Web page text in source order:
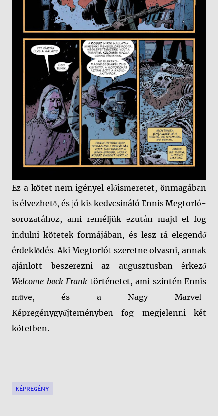
Ez a kötet nem igényel előismeretet, önmagában
is élvezhető, és jó kis kedvcsináló Ennis Megtorló-
sorozatához, ami reméljük ezután majd el fog
indulni kötetek formájában, és lesz rá elegendő
érdeklődés. Aki Megtorlót szeretne olvasni, annak
ajánlott beszerezni az augusztusban érkező
Welcome back Frank történetet, ami szintén Ennis
műve, és a Nagy Marvel-
Képregénygyűjteményben fog megjelenni két
kötetben.
KÉPREGÉNY